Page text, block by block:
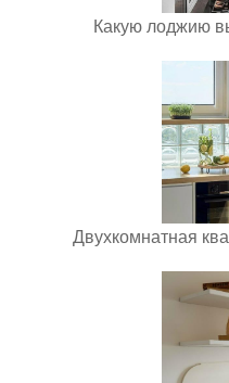
Какую лоджию
Двухкомнатная